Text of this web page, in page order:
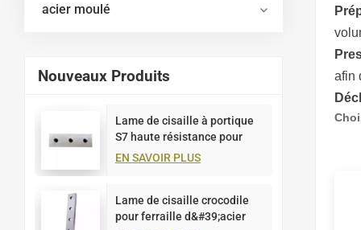
acier moulé
Nouveaux Produits
Lame de cisaille à portique
S7 haute résistance pour
plaques de ferraille
EN SAVOIR PLUS
Lame de cisaille crocodile
pour ferraille d&#39;acier
afin